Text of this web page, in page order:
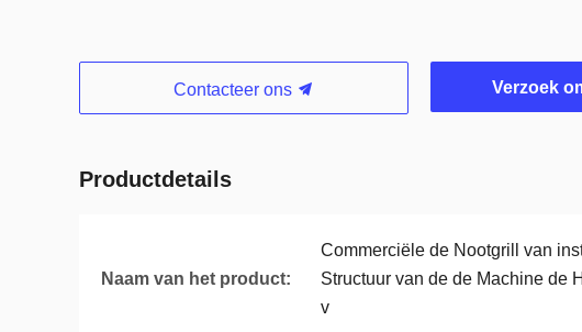
Contacteer ons Verzoek
Productdetails
Naam van het product:
Commerciële de Nootgrill van
Structuur van de de Machine de
v